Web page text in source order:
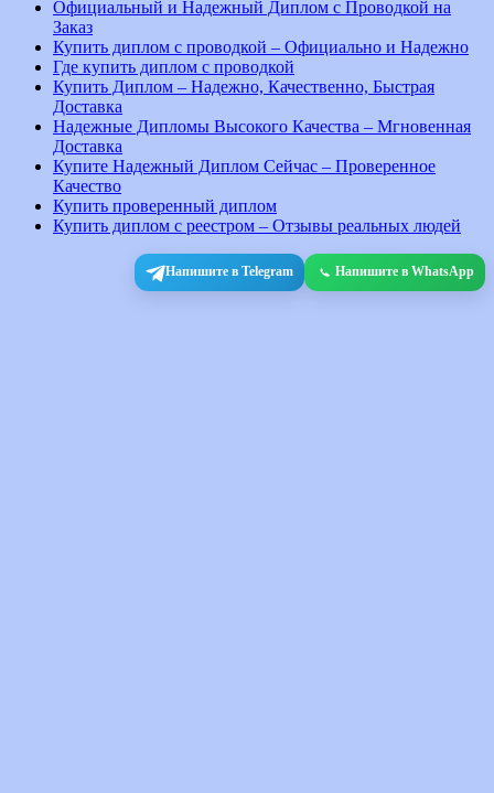
Официальный и Надежный Диплом с Проводкой на
Заказ
Купить диплом с проводкой – Официально и Надежно
Где купить диплом с проводкой
Купить Диплом – Надежно, Качественно, Быстрая
Доставка
Надежные Дипломы Высокого Качества – Мгновенная
Доставка
Купите Надежный Диплом Сейчас – Проверенное
Качество
Купить проверенный диплом
Купить диплом с реестром – Отзывы реальных людей
Напишите в Telegram Напишите в WhatsApp